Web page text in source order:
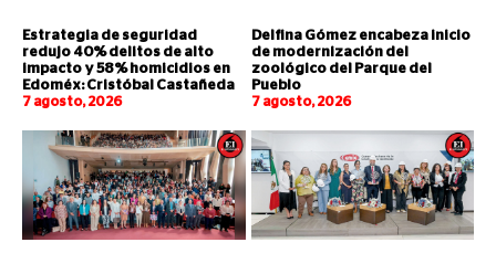
Estrategia de seguridad
redujo 40% delitos de alto
impacto y 58% homicidios en
Edoméx: Cristóbal Castañeda
7 agosto, 2026
Delfina Gómez encabeza inicio
de modernización del
zoológico del Parque del
Pueblo
7 agosto, 2026